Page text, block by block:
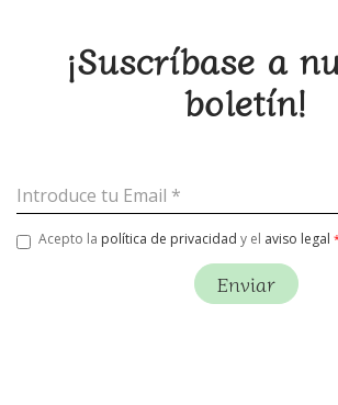
¡Suscríbase a
boletín!
Email
Acepto la política de privacidad y el aviso legal
Enviar